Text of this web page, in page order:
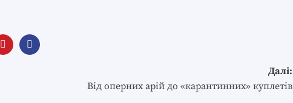
Далі:
Від оперних арій до «карантинних» куплетів